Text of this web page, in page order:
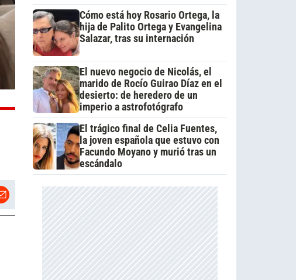
Cómo está hoy Rosario Ortega, la
hija de Palito Ortega y Evangelina
Salazar, tras su internación
El nuevo negocio de Nicolás, el
marido de Rocío Guirao Díaz en el
desierto: de heredero de un
imperio a astrofotógrafo
El trágico final de Celia Fuentes,
la joven española que estuvo con
Facundo Moyano y murió tras un
escándalo